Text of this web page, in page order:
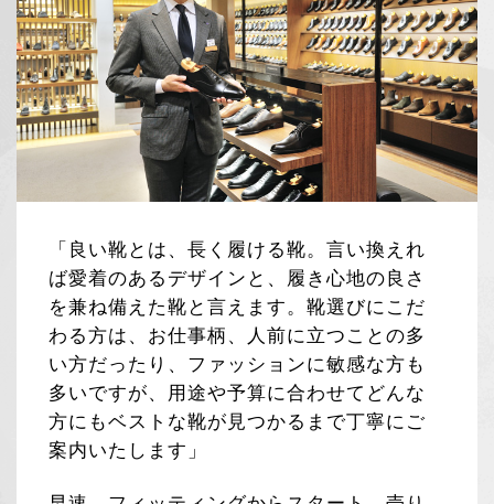
「良い靴とは、長く履ける靴。言い換えれ
ば愛着のあるデザインと、履き心地の良さ
を兼ね備えた靴と言えます。靴選びにこだ
わる方は、お仕事柄、人前に立つことの多
い方だったり、ファッションに敏感な方も
多いですが、用途や予算に合わせてどんな
方にもベストな靴が見つかるまで丁寧にご
案内いたします」